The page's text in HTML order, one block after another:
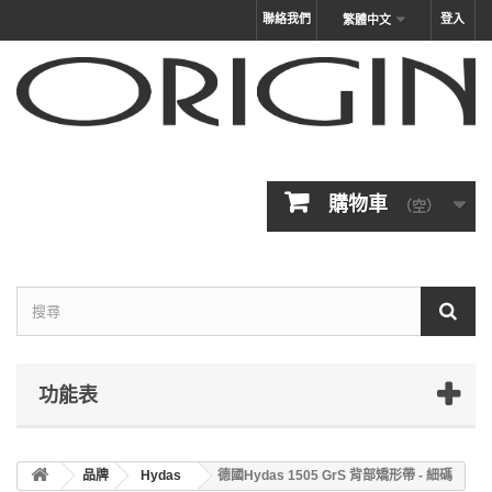
登入
繁體中文
聯絡我們
購物車 （空）
功能表
品牌 Hydas 德國Hydas 1505 GrS 背部矯形帶 - 細碼